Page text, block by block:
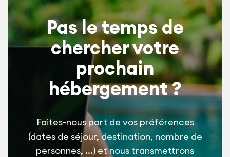
Pas le temps de
chercher votre
prochain
hébergement ?
Faites-nous part de vos préférences
(dates de séjour, destination, nombre de
personnes, ...) et nous transmettrons